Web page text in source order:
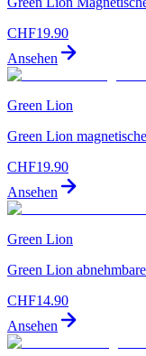
CHF19.90
Ansehen
Green Lion
Green Lion
CHF19.90
Ansehen
Green Lion
Green Lion
CHF14.90
Ansehen